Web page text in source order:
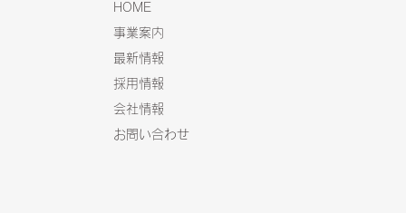
HOME
事業案内
最新情報
採用情報
会社情報
お問い合わせ